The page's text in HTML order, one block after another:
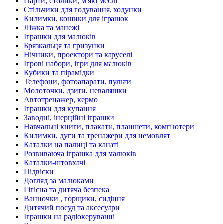
Стільчики для годування, ходунки
Килимки, кошики для іграшок
Ліжка та манежі
Іграшки для малюків
Брязкальця та гризунки
Нічники, проектори та каруселі
Ігрові набори, ігри для малюків
Кубики та пірамідки
Телефони, фотоапарати, пульти
Молоточки, дзиґи, неваляшки
Автотренажер, кермо
Іграшки для купання
Заводні, інерційні іграшки
Навчальні книги, плакати, планшети, комп'ютери
Килимки, дуги та тренажери для немовлят
Каталки на палиці та канаті
Розвиваюча іграшка для малюків
Каталки-штовхачі
Підвіски
Догляд за малюками
Гігієна та дитяча безпека
Ванночки , горщики, сидіння
Дитячий посуд та аксесуари
Іграшки на радіокеруванні